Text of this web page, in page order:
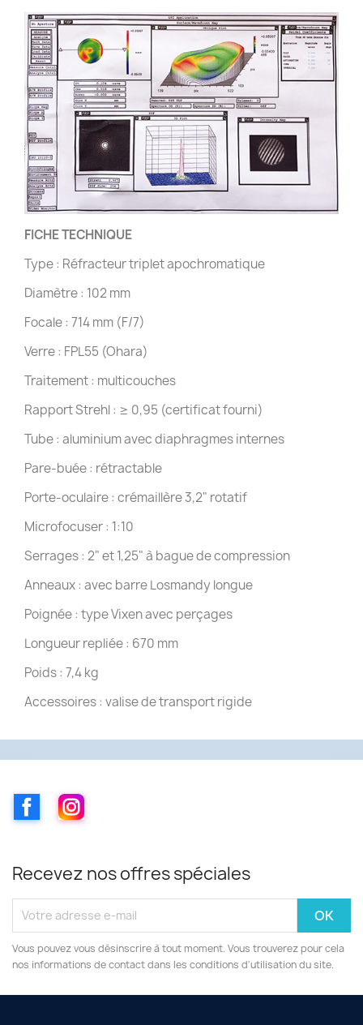
FICHE TECHNIQUE
Type : Réfracteur triplet apochromatique
Diamètre : 102 mm
Focale : 714 mm (F/7)
Verre : FPL55 (Ohara)
Traitement : multicouches
Rapport Strehl : ≥ 0,95 (certificat fourni)
Tube : aluminium avec diaphragmes internes
Pare-buée : rétractable
Porte-oculaire : crémaillère 3,2" rotatif
Microfocuser : 1:10
Serrages : 2" et 1,25" à bague de compression
Anneaux : avec barre Losmandy longue
Poignée : type Vixen avec perçages
Longueur repliée : 670 mm
Poids : 7,4 kg
Accessoires : valise de transport rigide
FacebookInstagram
Recevez nos offres spéciales
Vous pouvez vous désinscrire à tout moment. Vous trouverez pour cela
nos informations de contact dans les conditions d'utilisation du site.